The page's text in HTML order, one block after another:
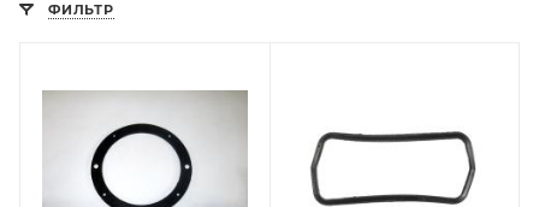
ФИЛЬТР